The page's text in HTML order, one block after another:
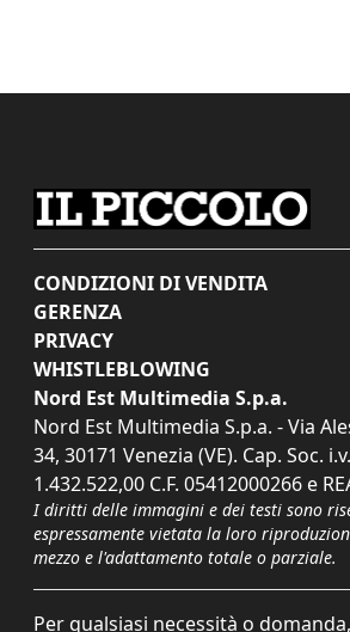
CONDIZIONI DI VENDITA
GERENZA
PRIVACY
WHISTLEBLOWING
Nord Est Multimedia S.p.a.
Nord Est Multimedia S.p.a. - Via
34, 30171 Venezia (VE). Cap. Soc.
1.432.522,00 C.F. 05412000266 e
I diritti delle immagini e dei testi sono
espressamente vietata la loro
mezzo e l'adattamento totale o parziale.
Per qualsiasi necessità o